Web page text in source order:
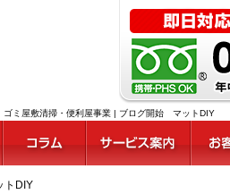
ゴミ屋敷清掃・便利屋事業 | ブログ開始 マットDIY
トDIY